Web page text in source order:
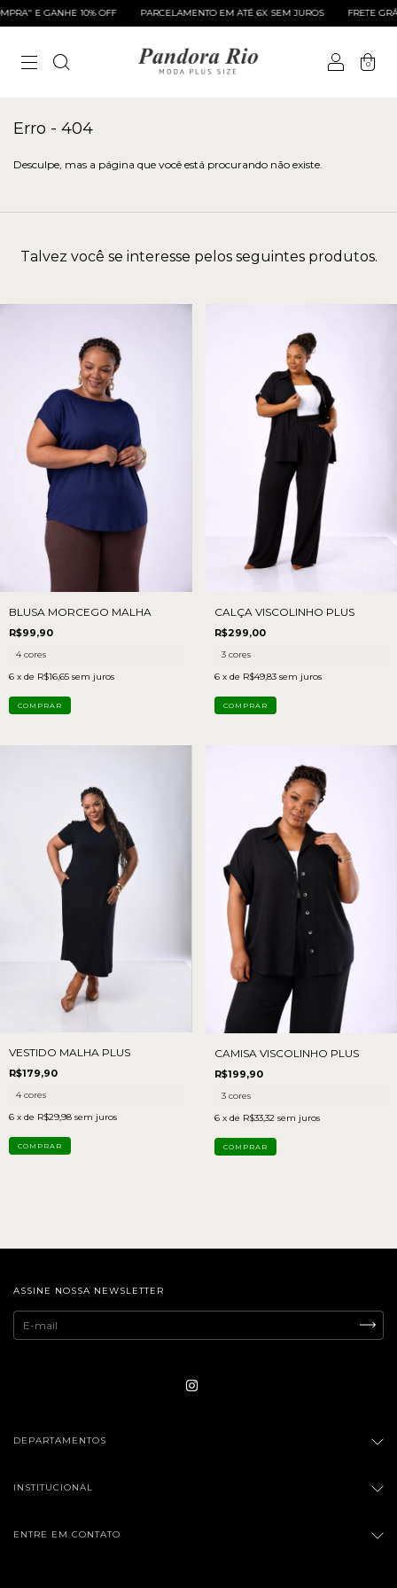
E GANHE 10% OFF PARCELAMENTO EM ATÉ 6X SEM JUROS FRETE
0
Erro - 404
Desculpe, mas a página que você está procurando não existe.
Talvez você se interesse pelos seguintes produtos.
BLUSA MORCEGO MALHA
R$99,90
4 cores
6 x de R$16,65 sem juros
COMPRAR
CALÇA VISCOLINHO PLUS
R$299,00
3 cores
6 x de R$49,83 sem juros
COMPRAR
VESTIDO MALHA PLUS
R$179,90
4 cores
6 x de R$29,98 sem juros
COMPRAR
CAMISA VISCOLINHO PLUS
R$199,90
3 cores
6 x de R$33,32 sem juros
COMPRAR
ASSINE NOSSA NEWSLETTER
DEPARTAMENTOS
INSTITUCIONAL
ENTRE EM CONTATO